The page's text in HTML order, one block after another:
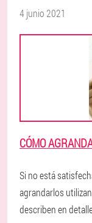
4 junio 2021
CÓMO
Si no está
agrandarlos
describen en